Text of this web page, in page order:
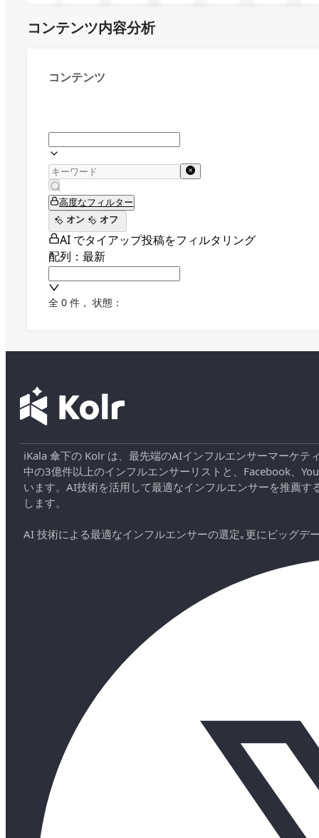
コンテンツ内容分析
コンテンツ
高度なフィルター
オン
オフ
AI でタイアップ投稿をフィルタリング
配列：最新
全 0 件 ， 状態：
iKala 傘下の Kolr は、最先端のAIインフルエンサーマーケ
中の3億件以上のインフルエンサーリストと、Facebook、
います。AI技術を活用して最適なインフルエンサーを推薦
します。
AI 技術による最適なインフルエンサーの選定｡更にビッグデ